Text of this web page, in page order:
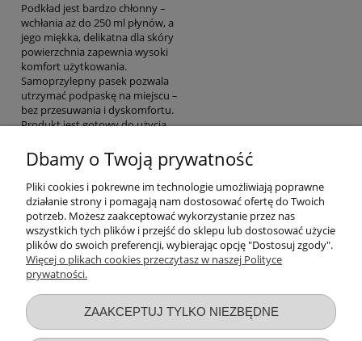
Podkład jest bardzo chłonny –
wchłania aż do 250 ml płynów, a
jego miękka, delikatna dla skóry
powierzchnia zapewnia wysoki
komfort użytkowania.
Samoprzylepny pasek pozwala
utrzymać podpaskę na miejscu –
bez przesuwania i dyskomfortu.
Produkt jest gotowy do użycia
bezpieczny – nie niesie ryzyka
odmrożeń. Nie zawiera chloru.
To wyrób medyczny. Dla bezpieczeństwa stosuj zgodnie z
instrukcją lub etykietą.
Dbamy o Twoją prywatność
Pliki cookies i pokrewne im technologie umożliwiają poprawne
działanie strony i pomagają nam dostosować ofertę do Twoich
potrzeb. Możesz zaakceptować wykorzystanie przez nas
wszystkich tych plików i przejść do sklepu lub dostosować użycie
plików do swoich preferencji, wybierając opcję "Dostosuj zgody".
Więcej o plikach cookies przeczytasz w naszej Polityce
prywatności.
ZAAKCEPTUJ TYLKO NIEZBĘDNE